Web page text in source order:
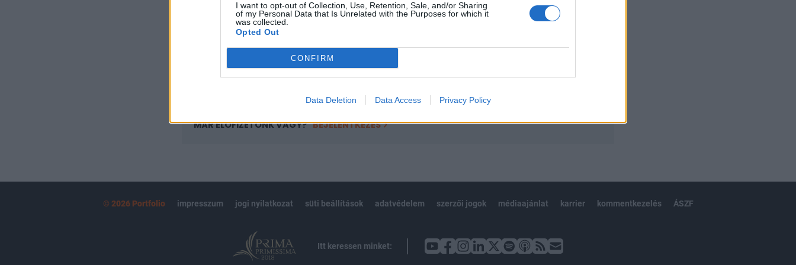
I want to opt-out of Collection, Use, Retention, Sale, and/or Sharing
of my Personal Data that Is Unrelated with the Purposes for which it
was collected.
Opted Out
CONFIRM
Data Deletion Data Access Privacy Policy
Az előfizetés a következőket tartalmazza:
Portfolio.hu teljes cikkarchívum
Kötéslisták: BÉT elmúlt 2 év napon belüli
kötéslistái
MÁR ELŐFIZETŐNK VAGY? BEJELENTKEZÉS
© 2026 Portfolio impresszum jogi nyilatkozat süti beállítások adatvédelem szerzői jogok médiaajánlat karrier kommentkezelés ÁSZF
Itt keressen minket: